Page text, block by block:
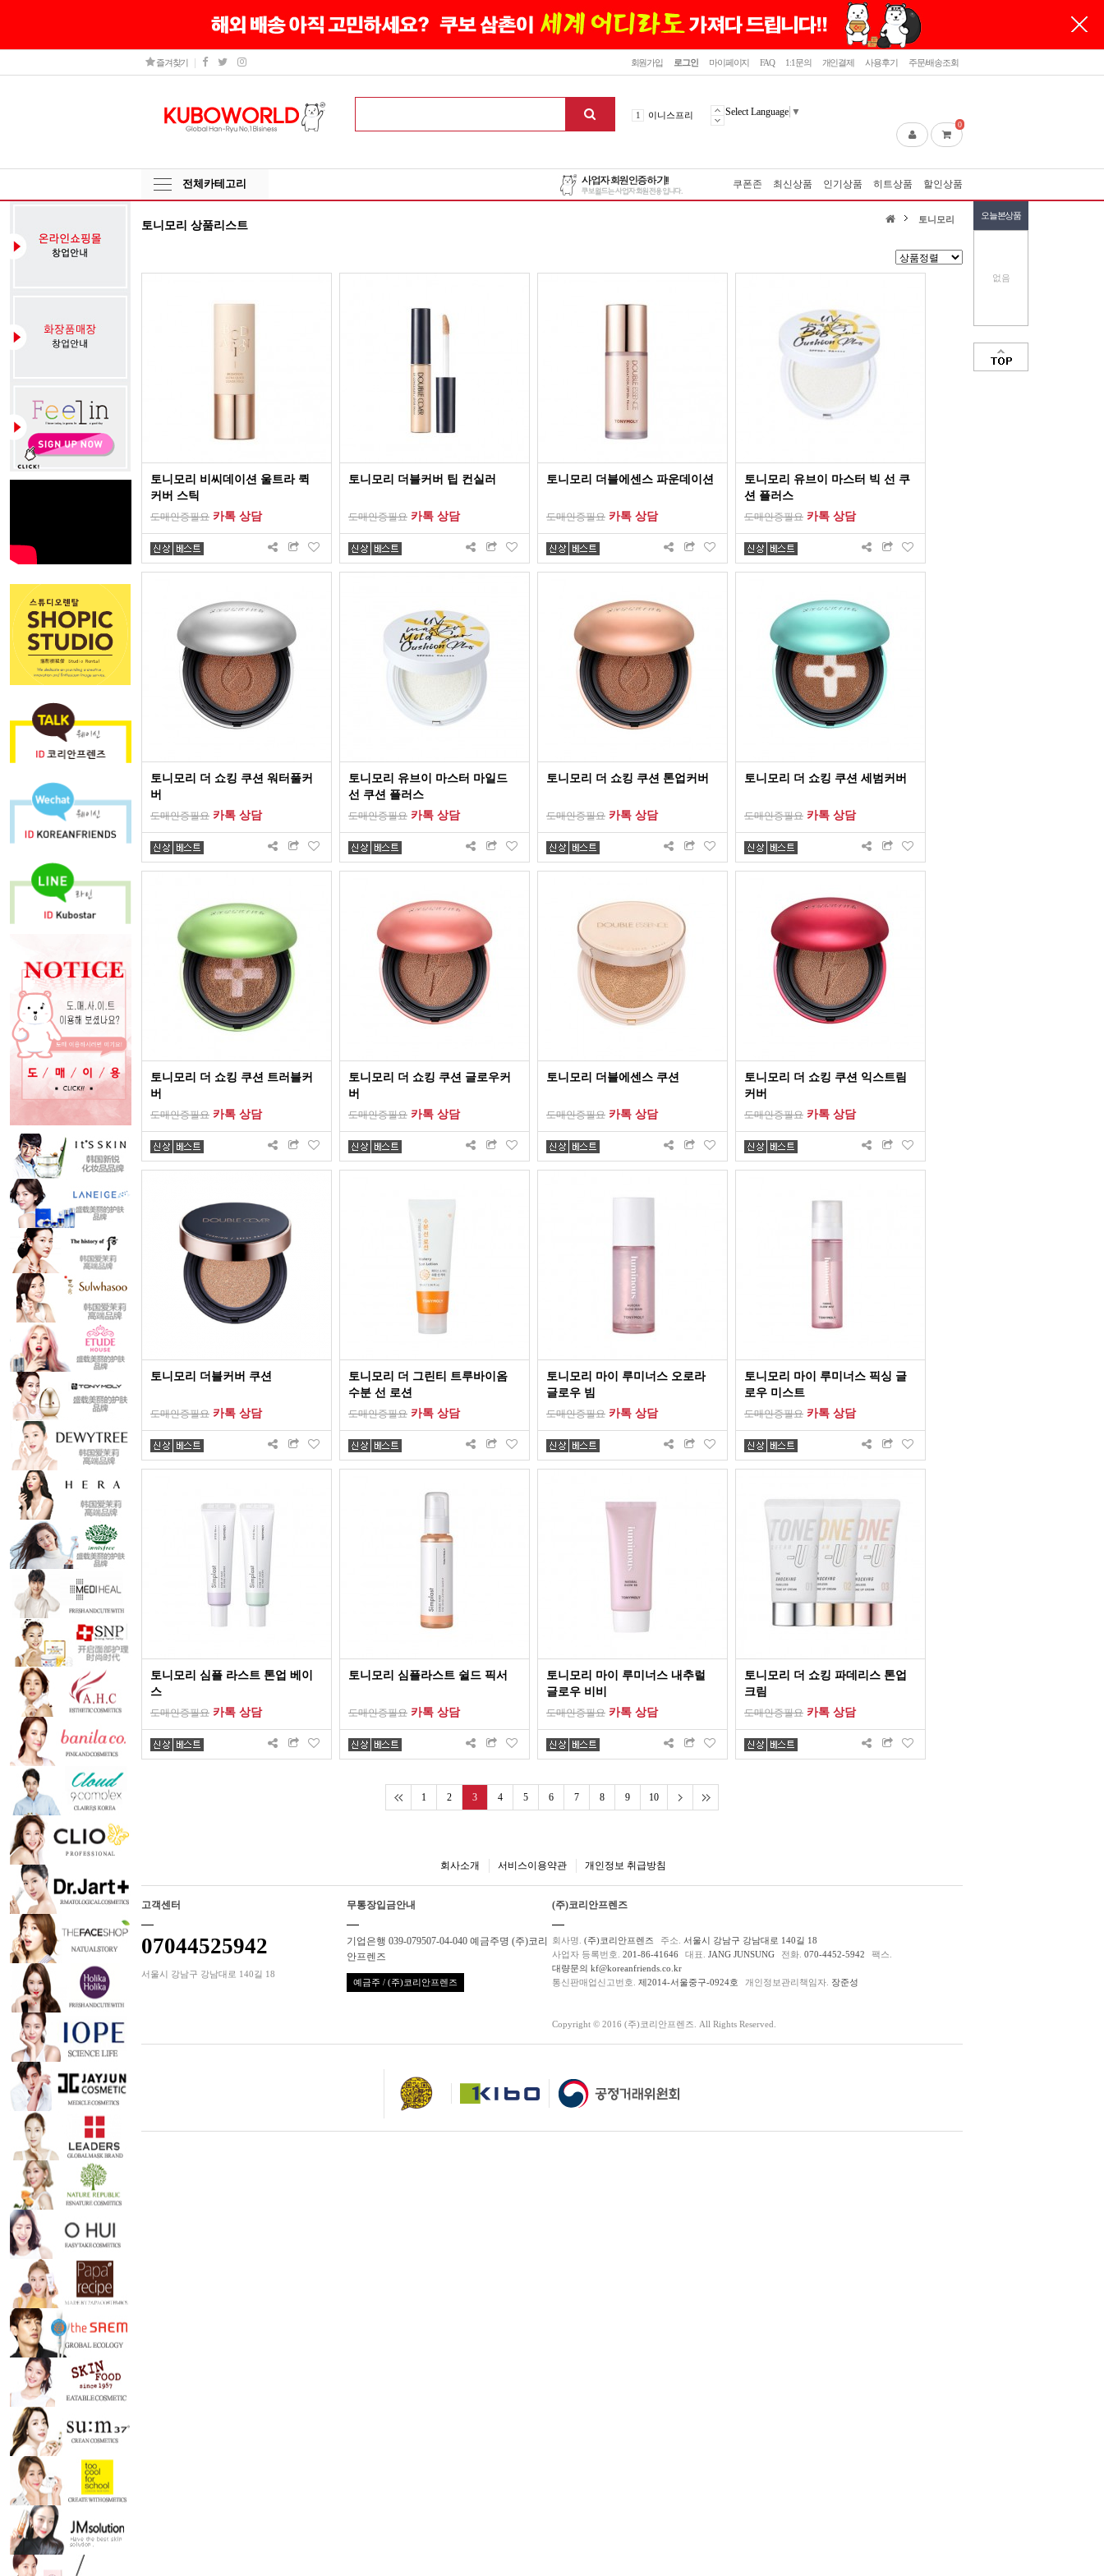
닫기
회원가입 로그인 마이페이지 FAQ 1:1문의 개인결제 사용후기 주문/배송조회
즐겨찾기
2 설화수
5 라네즈
6 헤라
1
Select Language ▼
0
전체카테고리 쿠폰존 최신상품 인기상품 히트상품 할인상품
토니모리 상품리스트
오늘본상품
없음
맨위로
토니모리
토니모리 비씨데이션 울트라 퀵
커버 스틱
도매인증필요 카톡 상담
토니모리 더블커버 팁 컨실러
도매인증필요 카톡 상담
토니모리 더블에센스 파운데이션
도매인증필요 카톡 상담
토니모리 유브이 마스터 빅 선 쿠
션 플러스
도매인증필요 카톡 상담
토니모리 더 쇼킹 쿠션 워터풀커
버
도매인증필요 카톡 상담
토니모리 유브이 마스터 마일드
선 쿠션 플러스
도매인증필요 카톡 상담
토니모리 더 쇼킹 쿠션 톤업커버
도매인증필요 카톡 상담
토니모리 더 쇼킹 쿠션 세범커버
도매인증필요 카톡 상담
토니모리 더 쇼킹 쿠션 트러블커
버
도매인증필요 카톡 상담
토니모리 더 쇼킹 쿠션 글로우커
버
도매인증필요 카톡 상담
토니모리 더블에센스 쿠션
도매인증필요 카톡 상담
토니모리 더 쇼킹 쿠션 익스트림
커버
도매인증필요 카톡 상담
토니모리 더블커버 쿠션
도매인증필요 카톡 상담
토니모리 더 그린티 트루바이옴
수분 선 로션
도매인증필요 카톡 상담
토니모리 마이 루미너스 오로라
글로우 빔
도매인증필요 카톡 상담
토니모리 마이 루미너스 픽싱 글
로우 미스트
도매인증필요 카톡 상담
토니모리 심플 라스트 톤업 베이
스
도매인증필요 카톡 상담
토니모리 심플라스트 쉴드 픽서
도매인증필요 카톡 상담
토니모리 마이 루미너스 내추럴
글로우 비비
도매인증필요 카톡 상담
토니모리 더 쇼킹 파데리스 톤업
크림
도매인증필요 카톡 상담
1 2 3 4 5 6 7 8 9 10
회사소개 서비스이용약관 개인정보 취급방침
고객센터
07044525942
서울시 강남구 강남대로 140길 18
무통장입금안내
기업은행 039-079507-04-040 예금주명 (주)코리
안프렌즈
예금주 / (주)코리안프렌즈
(주)코리안프렌즈
회사명. (주)코리안프렌즈 주소. 서울시 강남구 강남대로 140길 18
사업자 등록번호. 201-86-41646 대표. JANG JUNSUNG 전화. 070-4452-5942
팩스.
대량문의 kf@koreanfriends.co.kr
통신판매업신고번호. 제2014-서울중구-0924호 개인정보관리책임자. 장준성
Copyright © 2016 (주)코리안프렌즈. All Rights Reserved.